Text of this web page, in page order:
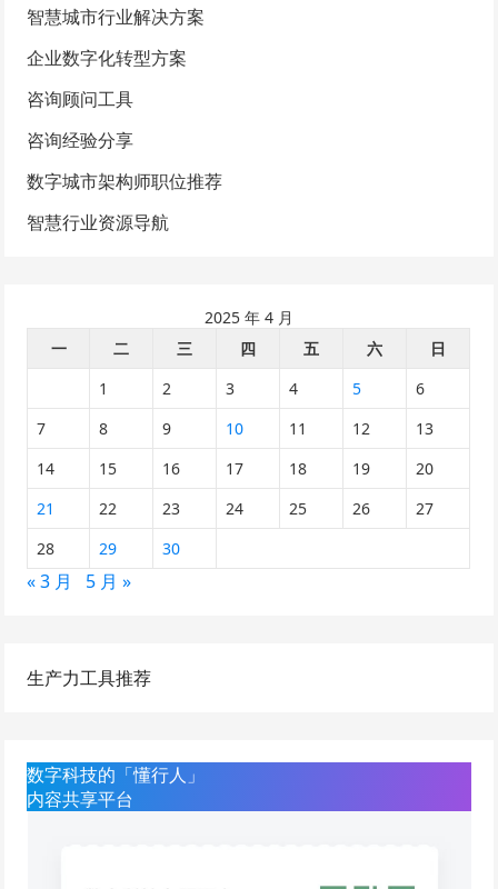
智慧城市行业解决方案
企业数字化转型方案
咨询顾问工具
咨询经验分享
数字城市架构师职位推荐
智慧行业资源导航
2025 年 4 月
一
二 三 四 五 六
日
1
2 3 4 5
6
7
8 9 10 11 12
13
14
15 16 17 18 19
20
21
22 23 24 25 26
27
28
29 30
« 3 月 5 月 »
生产力工具推荐
数字科技的「懂行人」
内容共享平台